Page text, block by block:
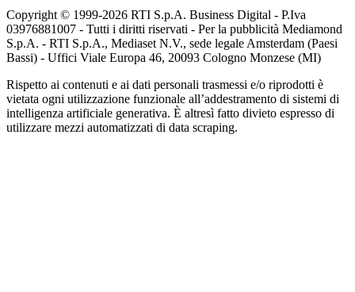
Copyright © 1999-2026 RTI S.p.A. Business Digital - P.Iva
03976881007 - Tutti i diritti riservati - Per la pubblicità Mediamond
S.p.A. - RTI S.p.A., Mediaset N.V., sede legale Amsterdam (Paesi
Bassi) - Uffici Viale Europa 46, 20093 Cologno Monzese (MI)
Rispetto ai contenuti e ai dati personali trasmessi e/o riprodotti è
vietata ogni utilizzazione funzionale all’addestramento di sistemi di
intelligenza artificiale generativa. È altresì fatto divieto espresso di
utilizzare mezzi automatizzati di data scraping.